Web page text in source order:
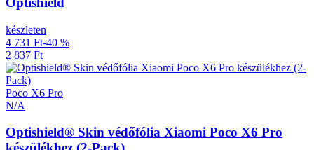
készleten
4 731 Ft-40 %
2 837 Ft
Poco X6 Pro
N/A
Optishield® Skin védőfólia Xiaomi Poco X6 Pro